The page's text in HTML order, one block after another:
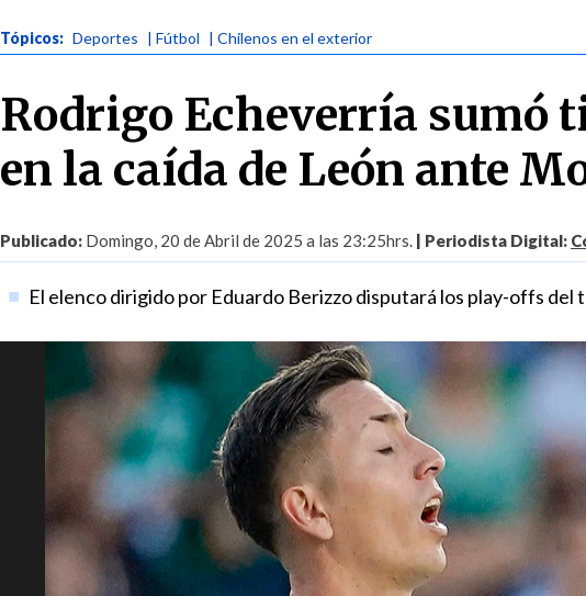
Tópicos: Deportes | Fútbol | Chilenos en el exterior
Rodrigo Echeverría sumó
en la caída de León ante
Publicado: Domingo, 20 de Abril de 2025 a las 23:25hrs. | Periodista Digital:
El elenco dirigido por Eduardo Berizzo disputará los play-offs del